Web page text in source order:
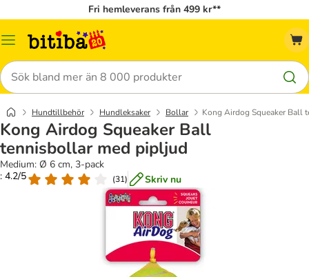
Fri hemleverans från 499 kr**
Meny
Sök
Hundtillbehör Hundleksaker Bollar Kong Airdog Squeaker Ball
Kong Airdog Squeaker Ball
tennisbollar med pipljud
Medium: Ø 6 cm, 3-pack
: 4.2/5
(31) Skriv nu